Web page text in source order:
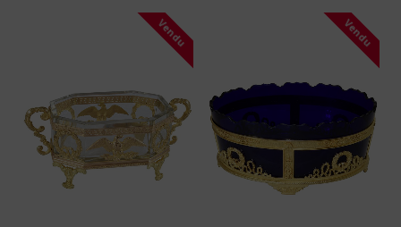
Vendu Vendu